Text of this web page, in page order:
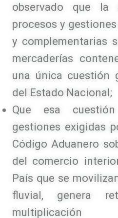
observado que la
procesos y
y complementarias
mercaderías
una única cuestión
del Estado Nacional;
Que esa
gestiones exigidas
Código Aduanero
del comercio
País que se
fluvial, genera